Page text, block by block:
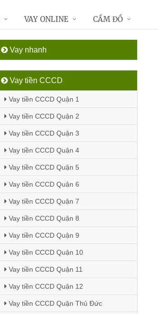
Vay nhanh
Vay tiền CCCD
Vay tiền CCCD Quận 1
Vay tiền CCCD Quận 2
Vay tiền CCCD Quận 3
Vay tiền CCCD Quận 4
Vay tiền CCCD Quận 5
Vay tiền CCCD Quận 6
Vay tiền CCCD Quận 7
Vay tiền CCCD Quận 8
Vay tiền CCCD Quận 9
Vay tiền CCCD Quận 10
Vay tiền CCCD Quận 11
Vay tiền CCCD Quận 12
Vay tiền CCCD Quận Thủ Đức
VAY ONLINE CẦM ĐỒ